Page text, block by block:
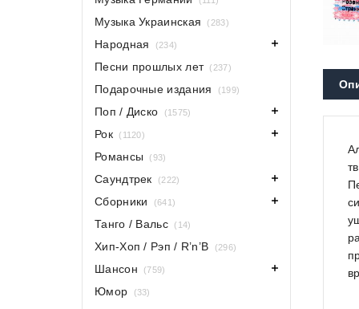
Музыка Украинская (283)
Народная (234)
Песни прошлых лет (237)
Подарочные издания (199)
Поп / Диско (1575)
Рок (1120)
Романсы (93)
Саундтрек (222)
Сборники (641)
Танго / Вальс (14)
Хип-Хоп / Рэп / R’n’B (296)
Шансон (759)
Юмор (33)